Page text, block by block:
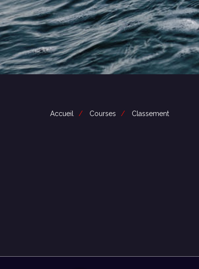
Accueil Courses Classement